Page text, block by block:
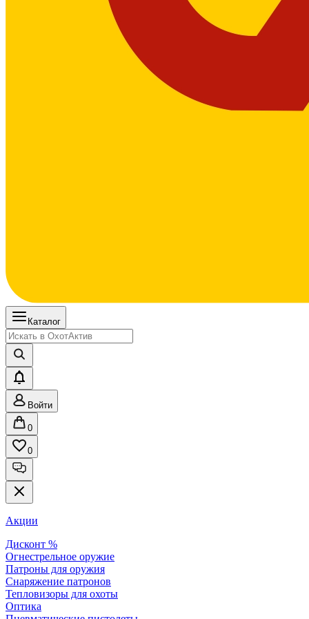
Каталог
Войти
0
0
Акции
Дисконт %
Огнестрельное оружие
Патроны для оружия
Снаряжение патронов
Тепловизоры для охоты
Оптика